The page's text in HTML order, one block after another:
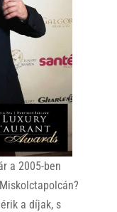
a 2005-ben
a díjak, s